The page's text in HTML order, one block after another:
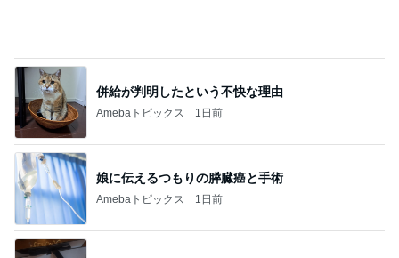
娘に伝えるつもりの膵臓癌と手術
Amebaトピックス 1日前
妹分へのCHANELのハンドクリーム
Amebaトピックス 2日前